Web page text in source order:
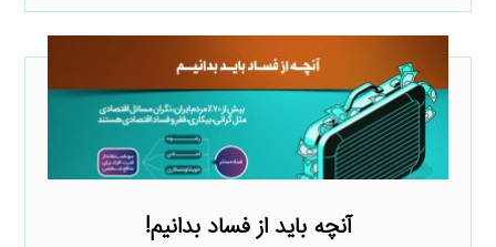
آنچه باید از فساد بدانیم!